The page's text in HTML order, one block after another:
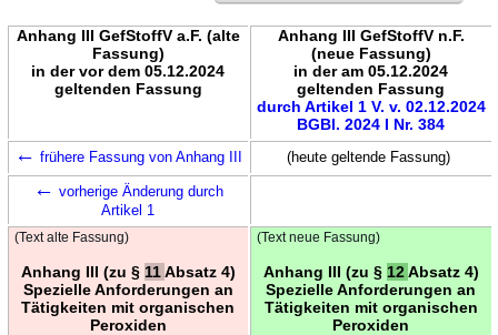
Anhang III GefStoffV a.F. (alte
Fassung)
in der vor dem 05.12.2024
geltenden Fassung
Anhang III GefStoffV n.F.
(neue Fassung)
in der am 05.12.2024
geltenden Fassung
durch Artikel 1 V. v. 02.12.2024
BGBl. 2024 I Nr. 384
← frühere Fassung von Anhang III (heute geltende Fassung)
← vorherige Änderung durch
Artikel 1
(Text alte Fassung)
Anhang III (zu § 11Absatz 4)
Spezielle Anforderungen an
Tätigkeiten mit organischen
Peroxiden
(Text neue Fassung)
Anhang III (zu § 12Absatz 4)
Spezielle Anforderungen an
Tätigkeiten mit organischen
Peroxiden